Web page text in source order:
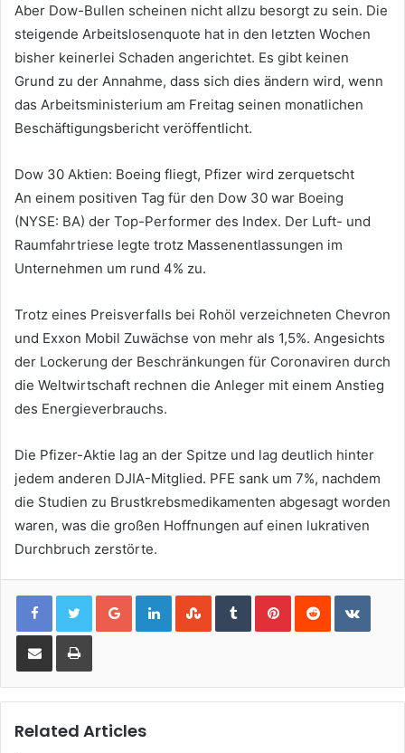
Aber Dow-Bullen scheinen nicht allzu besorgt zu sein. Die
steigende Arbeitslosenquote hat in den letzten Wochen
bisher keinerlei Schaden angerichtet. Es gibt keinen
Grund zu der Annahme, dass sich dies ändern wird, wenn
das Arbeitsministerium am Freitag seinen monatlichen
Beschäftigungsbericht veröffentlicht.
Dow 30 Aktien: Boeing fliegt, Pfizer wird zerquetscht
An einem positiven Tag für den Dow 30 war Boeing
(NYSE: BA) der Top-Performer des Index. Der Luft- und
Raumfahrtriese legte trotz Massenentlassungen im
Unternehmen um rund 4% zu.
Trotz eines Preisverfalls bei Rohöl verzeichneten Chevron
und Exxon Mobil Zuwächse von mehr als 1,5%. Angesichts
der Lockerung der Beschränkungen für Coronaviren durch
die Weltwirtschaft rechnen die Anleger mit einem Anstieg
des Energieverbrauchs.
Die Pfizer-Aktie lag an der Spitze und lag deutlich hinter
jedem anderen DJIA-Mitglied. PFE sank um 7%, nachdem
die Studien zu Brustkrebsmedikamenten abgesagt worden
waren, was die großen Hoffnungen auf einen lukrativen
Durchbruch zerstörte.
Google+LinkedInStumbleUpon
TumblrPinterestReddit
Share via Email Print
Related Articles